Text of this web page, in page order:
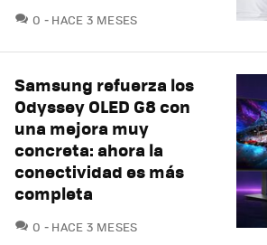
0 COMENTARIOS
HACE 3 MESES
Samsung refuerza los
Odyssey OLED G8 con
una mejora muy
concreta: ahora la
conectividad es más
completa
0 COMENTARIOS
HACE 3 MESES